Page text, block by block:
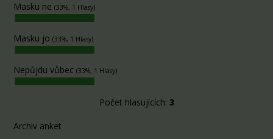
Masku ne (33%, 1 Hlasy)
Masku jo (33%, 1 Hlasy)
Nepůjdu vůbec (33%, 1 Hlasy)
Počet hlasujících: 3
Archiv anket